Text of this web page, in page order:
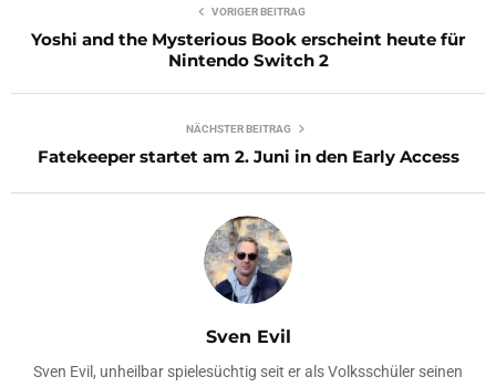
VORIGER BEITRAG
Yoshi and the Mysterious Book erscheint heute für
Nintendo Switch 2
NÄCHSTER BEITRAG
Fatekeeper startet am 2. Juni in den Early Access
Sven Evil
Sven Evil, unheilbar spielesüchtig seit er als Volksschüler seinen